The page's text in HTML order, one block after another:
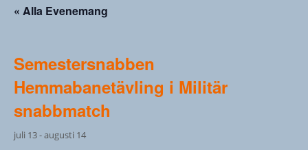
« Alla Evenemang
Semestersnabben
Hemmabanetävling i Militär
snabbmatch
juli 13-augusti 14